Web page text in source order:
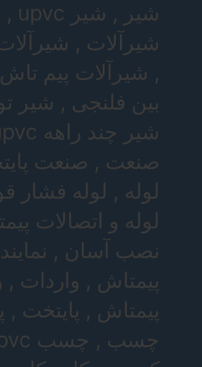
شیر , شیر upvc ,
, شیرآلات پیم
بین فلنجی , شیر
صنعت , صنعت
لوله , لوله فشار
لوله و اتصالات
نصب آسان ,
پیمتاش , واردات ,
پیمتاش , پایتخت ,